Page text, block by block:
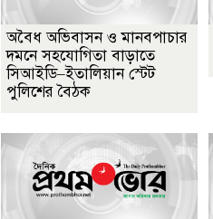
অবৈধ অভিবাসন ও মানবপাচার
দমনে সহযোগিতা বাড়াতে
সিআইডি–ইতালিয়ান স্টেট
পুলিশের বৈঠক